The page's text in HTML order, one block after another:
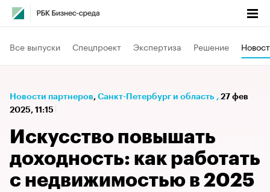
Все выпуски Спецпроект Экспертиза Решение
Новости партнеров⁠, Санкт-Петербург и область , 27 фев
2025, 11:15
Искусство повышать
доходность: как работать
с недвижимостью в 2025